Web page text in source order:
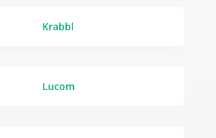
Krabbl
Lucom